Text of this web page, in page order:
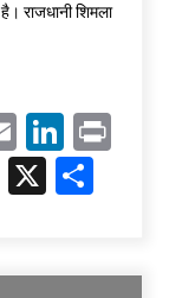
राजधानी शिमला
Email
X